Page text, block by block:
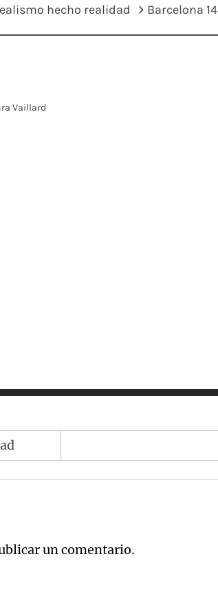
hecho realidad Barcelona 14
Vaillard
un comentario.